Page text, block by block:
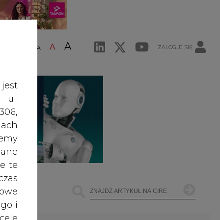
A A A ZALOGUJ SIĘ
ul.
te
i